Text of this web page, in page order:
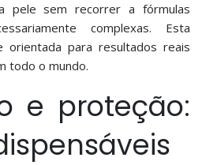
pele sem recorrer a fórmulas
complexas. Esta
orientada para resultados reais
todo o mundo.
e proteção: